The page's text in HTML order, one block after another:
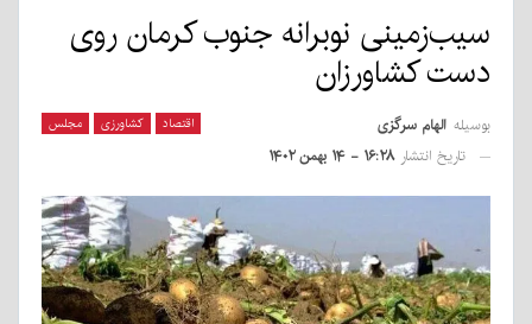
سیب‌زمینی نوبرانه جنوب کرمان روی
دست کشاورزان
اقتصاد کشاورزی مجلس بوسیله الهام سرگزی
تاریخ انتشار ۱۶:۲۸ - ۱۴ بهمن ۱۴۰۲